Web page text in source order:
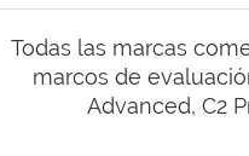
Todas las marcas
marcos de
Advanced, C2